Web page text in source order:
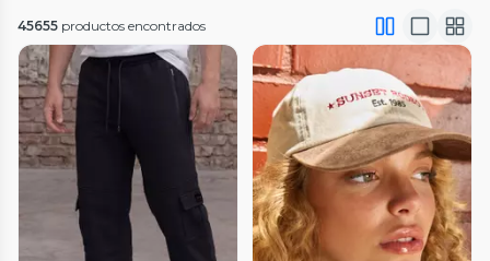
45655 productos encontrados